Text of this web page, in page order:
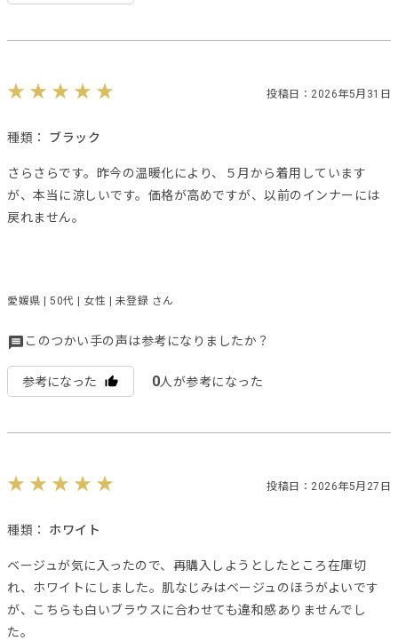
投稿日：2026年5月31日
種類： ブラック
さらさらです。昨今の温暖化により、５月から着用しています
が、本当に涼しいです。価格が高めですが、以前のインナーには
戻れません。
愛媛県 | 50代 | 女性 | 未登録 さん
このつかい手の声は参考になりましたか？
参考になった 0人が参考になった
投稿日：2026年5月27日
種類： ホワイト
ベージュが気に入ったので、再購入しようとしたところ在庫切
れ、ホワイトにしました。肌なじみはベージュのほうがよいです
が、こちらも白いブラウスに合わせても違和感ありませんでし
た。